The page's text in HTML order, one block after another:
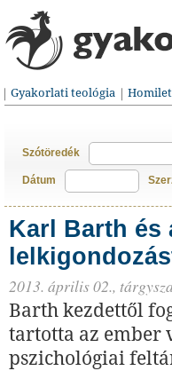
Gyakorlati teológia
Szótöredék
Dátum
Karl Barth és
2013. április 02.,
Barth kezdettől
tartotta az ember
pszichológiai